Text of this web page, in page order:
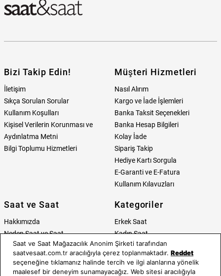
Bizi Takip Edin!
İletişim
Sıkça Sorulan Sorular
Kullanım Koşulları
Kişisel Verilerin Korunması ve
Aydınlatma Metni
Bilgi Toplumu Hizmetleri
Müşteri Hizmetleri
Nasıl Alırım
Kargo ve İade İşlemleri
Banka Taksit Seçenekleri
Banka Hesap Bilgileri
Kolay İade
Sipariş Takip
Hediye Kartı Sorgula
E-Garanti ve E-Fatura
Kullanım Kılavuzları
Saat ve Saat
Hakkımızda
Neden Saat ve Saat
Mağazalar
Kurumsal Satış
Mağazada Teknik Servis
Kategoriler
Erkek Saat
Kadın Saat
Tüm Ürünler
Takı & Aksesuar
Kampanyalar
Saat ve Saat Mağazacılık Anonim Şirketi tarafından
saatvesaat.com.tr aracılığıyla çerez toplanmaktadır. Reddet
seçeneğine tıklamanız halinde tercih ve ilgi alanlarına yönelik
maalesef bir deneyim sunamayacağız. Web sitesi aracılığıyla